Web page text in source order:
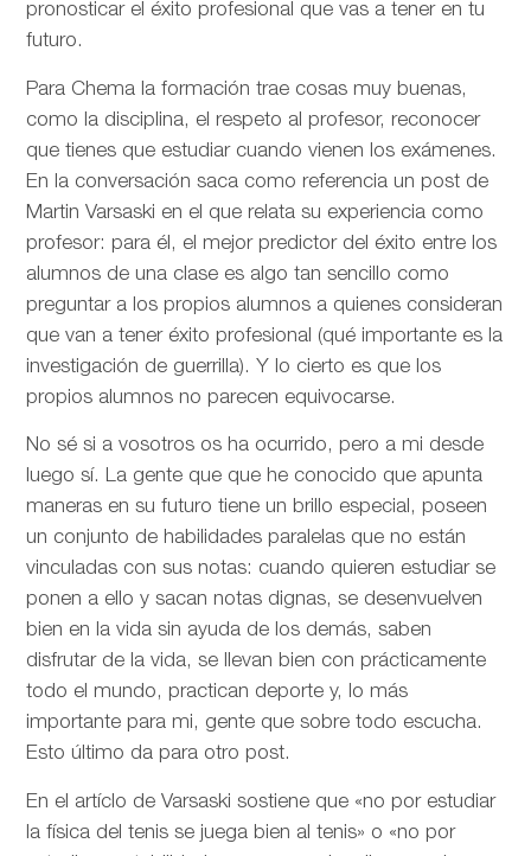
pronosticar el éxito profesional que vas a tener en tu
futuro.
Para Chema la formación trae cosas muy buenas,
como la disciplina, el respeto al profesor, reconocer
que tienes que estudiar cuando vienen los exámenes.
En la conversación saca como referencia un post de
Martin Varsaski en el que relata su experiencia como
profesor: para él, el mejor predictor del éxito entre los
alumnos de una clase es algo tan sencillo como
preguntar a los propios alumnos a quienes consideran
que van a tener éxito profesional (qué importante es la
investigación de guerrilla). Y lo cierto es que los
propios alumnos no parecen equivocarse.
No sé si a vosotros os ha ocurrido, pero a mi desde
luego sí. La gente que que he conocido que apunta
maneras en su futuro tiene un brillo especial, poseen
un conjunto de habilidades paralelas que no están
vinculadas con sus notas: cuando quieren estudiar se
ponen a ello y sacan notas dignas, se desenvuelven
bien en la vida sin ayuda de los demás, saben
disfrutar de la vida, se llevan bien con prácticamente
todo el mundo, practican deporte y, lo más
importante para mi, gente que sobre todo escucha.
Esto último da para otro post.
En el artíclo deVarsaski sostiene que «no por estudiar
la física del tenis se juega bien al tenis» o «no por